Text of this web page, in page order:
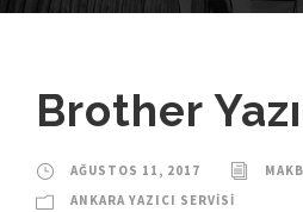
Brother
AĞUSTOS 11, 2017
ANKARA YAZICI SERVISI